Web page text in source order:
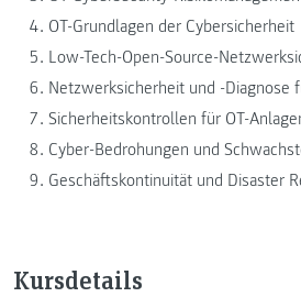
OT-Grundlagen der Cybersicherheit
Low-Tech-Open-Source-
Netzwerksicherheit und -Diagnose
Sicherheitskontrollen für OT-
Cyber-Bedrohungen und
Geschäftskontinuität und Disaster
Kursdetails